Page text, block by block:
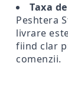
Taxa
Peshtera
livrare
fiind clar
comenzii.